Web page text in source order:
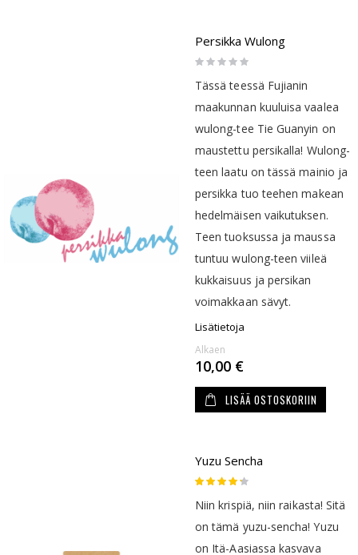
Persikka Wulong
Rating:
0%
Tässä teessä Fujianin
maakunnan kuuluisa vaalea
wulong-tee Tie Guanyin on
maustettu persikalla! Wulong-
teen laatu on tässä mainio ja
persikka tuo teehen makean
hedelmäisen vaikutuksen.
Teen tuoksussa ja maussa
tuntuu wulong-teen viileä
kukkaisuus ja persikan
voimakkaan sävyt.
Lisätietoja
Alkaen
10,00 €
LISÄÄ OSTOSKORIIN
Yuzu Sencha
Rating:
80
% of 100
Niin krispiä, niin raikasta! Sitä
on tämä yuzu-sencha! Yuzu
on Itä-Aasiassa kasvava